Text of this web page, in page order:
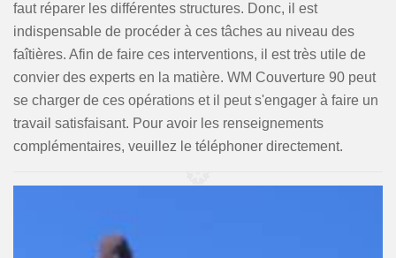
faut réparer les différentes structures. Donc, il est
indispensable de procéder à ces tâches au niveau des
faîtières. Afin de faire ces interventions, il est très utile de
convier des experts en la matière. WM Couverture 90 peut
se charger de ces opérations et il peut s'engager à faire un
travail satisfaisant. Pour avoir les renseignements
complémentaires, veuillez le téléphoner directement.